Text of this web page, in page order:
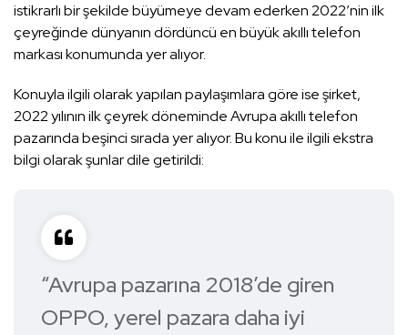
istikrarlı bir şekilde büyümeye devam ederken 2022’nin ilk
çeyreğinde dünyanın dördüncü en büyük akıllı telefon
markası konumunda yer alıyor.
Konuyla ilgili olarak yapılan paylaşımlara göre ise şirket,
2022 yılının ilk çeyrek döneminde Avrupa akıllı telefon
pazarında beşinci sırada yer alıyor. Bu konu ile ilgili ekstra
bilgi olarak şunlar dile getirildi:
“Avrupa pazarına 2018’de giren
OPPO, yerel pazara daha iyi